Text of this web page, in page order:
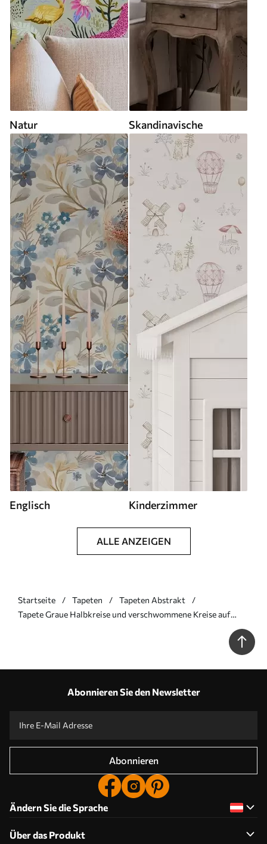
Natur Skandinavische
Englisch Kinderzimmer
ALLE ANZEIGEN
Startseite Tapeten
Tapeten Abstrakt
Tapete Graue Halbkreise und verschwommene Kreise auf
Abonnieren Sie den Newsletter
Abonnieren
Ändern Sie die Sprache
Über das Produkt